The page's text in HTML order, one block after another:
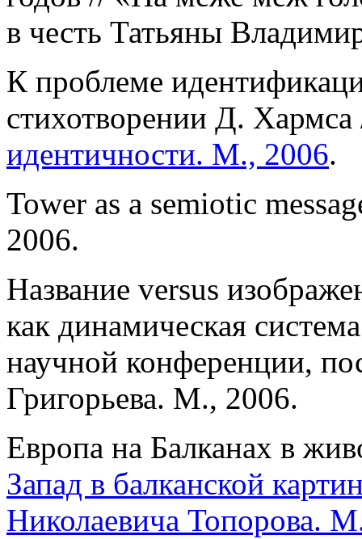
в честь Татьяны
К проблеме
стихотворении Д.
идентичности. М., 2006.
Tower as a semiotic
2006.
Название versus
как динамическая
научной конференции,
Григорьева. М., 2006.
Европа на Балканах в
Запад в балканской
Николаевича Топорова.